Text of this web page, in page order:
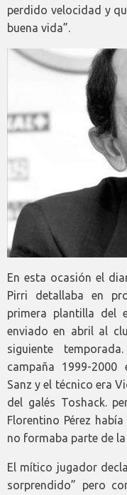
perdido velocidad y
buena vida”.
En esta ocasión el
Pirri detallaba en
primera plantilla del
enviado en abril al
siguiente
campaña 1999-
Sanz y el técnico era
del galés Toshack.
Florentino Pérez
no formaba parte de
El mítico jugador
sorprendido” pero